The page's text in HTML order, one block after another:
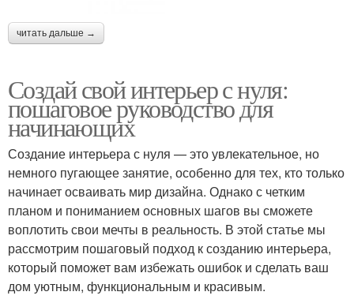
читать дальше →
Создай свой интерьер с нуля:
пошаговое руководство для
начинающих
Создание интерьера с нуля — это увлекательное, но
немного пугающее занятие, особенно для тех, кто только
начинает осваивать мир дизайна. Однако с четким
планом и пониманием основных шагов вы сможете
воплотить свои мечты в реальность. В этой статье мы
рассмотрим пошаговый подход к созданию интерьера,
который поможет вам избежать ошибок и сделать ваш
дом уютным, функциональным и красивым.